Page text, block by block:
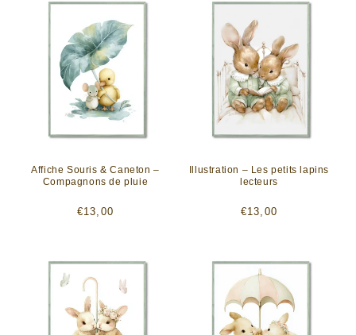
Affiche Souris & Caneton –
Compagnons de pluie
Prix
€13,00
Illustration – Les petits lapins
lecteurs
Prix
€13,00